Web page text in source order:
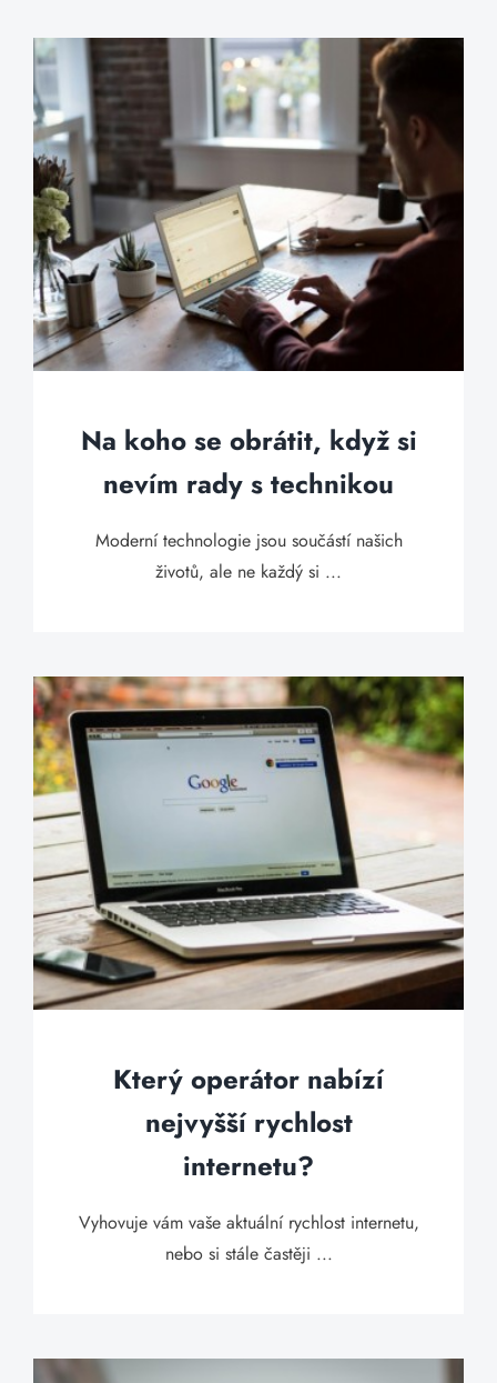
Na koho se obrátit, když si
nevím rady s technikou
Moderní technologie jsou součástí našich
životů, ale ne každý si ...
Který operátor nabízí
nejvyšší rychlost
internetu?
Vyhovuje vám vaše aktuální rychlost internetu,
nebo si stále častěji ...